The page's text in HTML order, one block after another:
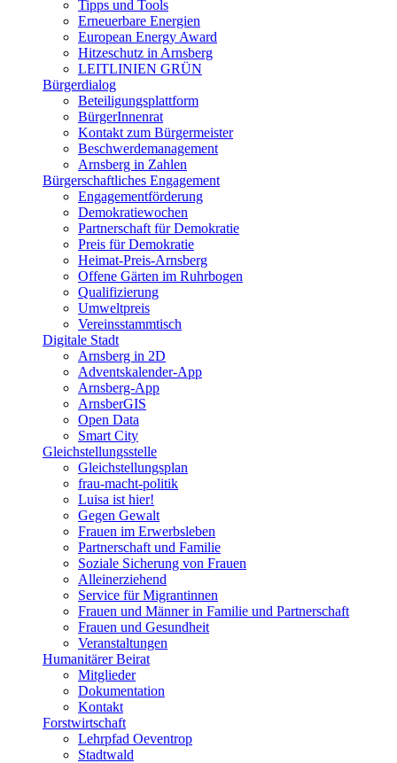
Tipps und Tools
Erneuerbare Energien
European Energy Award
Hitzeschutz in Arnsberg
LEITLINIEN GRÜN
Bürgerdialog
Beteiligungsplattform
BürgerInnenrat
Kontakt zum Bürgermeister
Beschwerdemanagement
Arnsberg in Zahlen
Bürgerschaftliches Engagement
Engagementförderung
Demokratiewochen
Partnerschaft für Demokratie
Preis für Demokratie
Heimat-Preis-Arnsberg
Offene Gärten im Ruhrbogen
Qualifizierung
Umweltpreis
Vereinsstammtisch
Digitale Stadt
Arnsberg in 2D
Adventskalender-App
Arnsberg-App
ArnsberGIS
Open Data
Smart City
Gleichstellungsstelle
Gleichstellungsplan
frau-macht-politik
Luisa ist hier!
Gegen Gewalt
Frauen im Erwerbsleben
Partnerschaft und Familie
Soziale Sicherung von Frauen
Alleinerziehend
Service für Migrantinnen
Frauen und Männer in Familie und Partnerschaft
Frauen und Gesundheit
Veranstaltungen
Humanitärer Beirat
Mitglieder
Dokumentation
Kontakt
Forstwirtschaft
Lehrpfad Oeventrop
Stadtwald